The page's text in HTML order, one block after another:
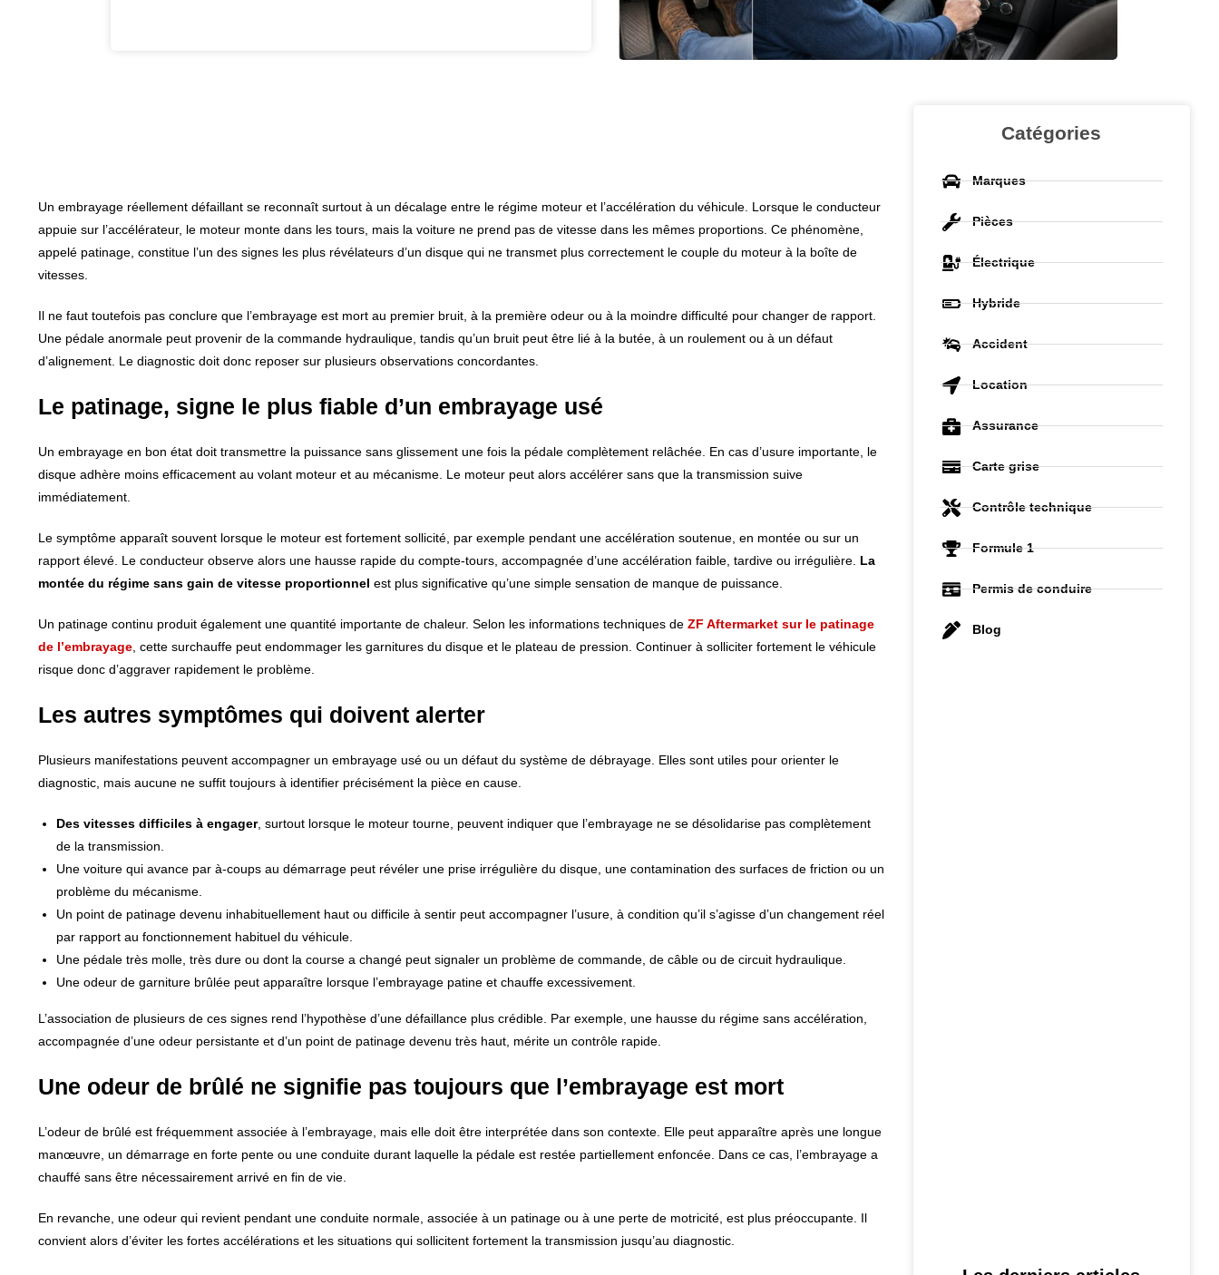
Un embrayage réellement défaillant se reconnaît surtout à un décalage entre le régime moteur et l’accélération du véhicule. Lorsque le conducteur
appuie sur l’accélérateur, le moteur monte dans les tours, mais la voiture ne prend pas de vitesse dans les mêmes proportions. Ce phénomène,
appelé patinage, constitue l’un des signes les plus révélateurs d’un disque qui ne transmet plus correctement le couple du moteur à la boîte de
vitesses.
Il ne faut toutefois pas conclure que l’embrayage est mort au premier bruit, à la première odeur ou à la moindre difficulté pour changer de rapport.
Une pédale anormale peut provenir de la commande hydraulique, tandis qu’un bruit peut être lié à la butée, à un roulement ou à un défaut
d’alignement. Le diagnostic doit donc reposer sur plusieurs observations concordantes.
Le patinage, signe le plus fiable d’un embrayage usé
Un embrayage en bon état doit transmettre la puissance sans glissement une fois la pédale complètement relâchée. En cas d’usure importante, le
disque adhère moins efficacement au volant moteur et au mécanisme. Le moteur peut alors accélérer sans que la transmission suive
immédiatement.
Le symptôme apparaît souvent lorsque le moteur est fortement sollicité, par exemple pendant une accélération soutenue, en montée ou sur un
rapport élevé. Le conducteur observe alors une hausse rapide du compte-tours, accompagnée d’une accélération faible, tardive ou irrégulière. La
montée du régime sans gain de vitesse proportionnel est plus significative qu’une simple sensation de manque de puissance.
Un patinage continu produit également une quantité importante de chaleur. Selon les informations techniques de ZF Aftermarket sur le patinage
de l’embrayage, cette surchauffe peut endommager les garnitures du disque et le plateau de pression. Continuer à solliciter fortement le véhicule
risque donc d’aggraver rapidement le problème.
Les autres symptômes qui doivent alerter
Plusieurs manifestations peuvent accompagner un embrayage usé ou un défaut du système de débrayage. Elles sont utiles pour orienter le
diagnostic, mais aucune ne suffit toujours à identifier précisément la pièce en cause.
Des vitesses difficiles à engager, surtout lorsque le moteur tourne, peuvent indiquer que l’embrayage ne se désolidarise pas complètement
de la transmission.
Une voiture qui avance par à-coups au démarrage peut révéler une prise irrégulière du disque, une contamination des surfaces de friction ou un
problème du mécanisme.
Un point de patinage devenu inhabituellement haut ou difficile à sentir peut accompagner l’usure, à condition qu’il s’agisse d’un changement réel
par rapport au fonctionnement habituel du véhicule.
Une pédale très molle, très dure ou dont la course a changé peut signaler un problème de commande, de câble ou de circuit hydraulique.
Une odeur de garniture brûlée peut apparaître lorsque l’embrayage patine et chauffe excessivement.
L’association de plusieurs de ces signes rend l’hypothèse d’une défaillance plus crédible. Par exemple, une hausse du régime sans accélération,
accompagnée d’une odeur persistante et d’un point de patinage devenu très haut, mérite un contrôle rapide.
Une odeur de brûlé ne signifie pas toujours que l’embrayage est mort
L’odeur de brûlé est fréquemment associée à l’embrayage, mais elle doit être interprétée dans son contexte. Elle peut apparaître après une longue
manœuvre, un démarrage en forte pente ou une conduite durant laquelle la pédale est restée partiellement enfoncée. Dans ce cas, l’embrayage a
chauffé sans être nécessairement arrivé en fin de vie.
En revanche, une odeur qui revient pendant une conduite normale, associée à un patinage ou à une perte de motricité, est plus préoccupante. Il
convient alors d’éviter les fortes accélérations et les situations qui sollicitent fortement la transmission jusqu’au diagnostic.
Catégories
Marques
Pièces
Électrique
Hybride
Accident
Location
Assurance
Carte grise
Contrôle technique
Formule 1
Permis de conduire
Blog